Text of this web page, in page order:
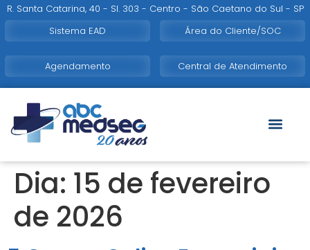
R. Santa Catarina, 40 - Sl. 303 - Centro - São Caetano do Sul - SP
Sistema EAD
Área do Cliente/SOC
Agendamento Central de Atendimento
Dia: 15 de fevereiro
de 2026